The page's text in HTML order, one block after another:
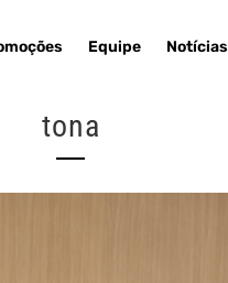
Equipe Notícias
tona